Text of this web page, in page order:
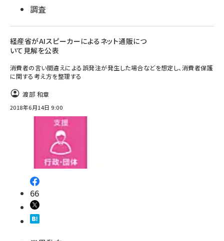
調査
経産省がAIスピーカーによるネット通販につ
いて見解を公表
消費者の言い間違えによる誤発注が発生した場合などを想定し、消費者保護
に関する考え方を整理する
渡部 和章
2018年6月14日 9:00
66